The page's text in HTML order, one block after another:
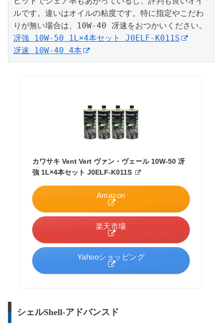
ルです。違いはオイルの粘度です。特に指定やこだわ
冴強 10W-50 1L×4本セット J0ELF-K011S
冴速 10W-40 4本
カワサキ Vent Vert ヴァン・ヴェール 10W-50 冴
強 1L×4本セット J0ELF-K011S
Amazon
楽天市場
Yahooショッピング
シェルShell-アドバンスド